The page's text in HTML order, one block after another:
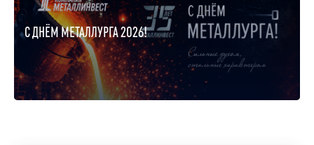
С ДНЁМ МЕТАЛЛУРГА 2026!